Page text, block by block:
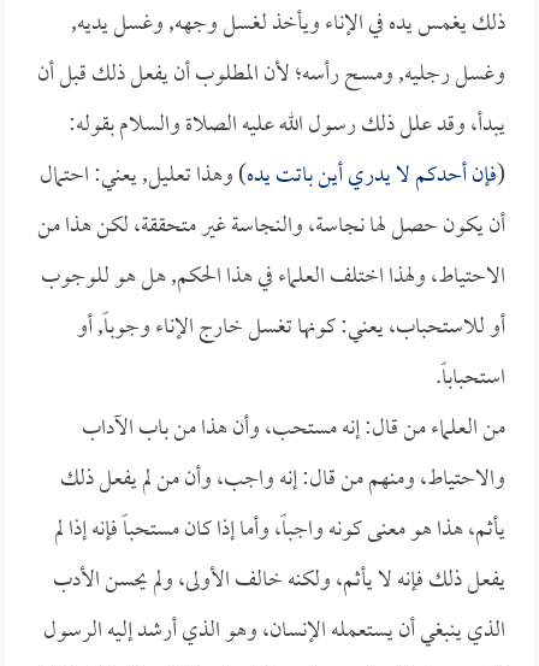
ذلك يغمس يده في الإناء ويأخذ لغسل وجهه, وغسل يديه,
وغسل رجليه, ومسح رأسه؛ لأن المطلوب أن يفعل ذلك قبل أن
يبدأ، وقد علل ذلك رسول الله عليه الصلاة والسلام بقوله:
(فإن أحدكم لا يدري أين باتت يده) وهذا تعليل, يعني: احتمال
أن يكون حصل لها نجاسة، والنجاسة غير متحققة، لكن هذا من
الاحتياط، ولهذا اختلف العلماء في هذا الحكم, هل هو للوجوب
أو للاستحباب، يعني: كونها تغسل خارج الإناء وجوباً, أو
استحباباً.
من العلماء من قال: إنه مستحب، وأن هذا من باب الآداب
والاحتياط، ومنهم من قال: إنه واجب، وأن من لم يفعل ذلك
يأثم، هذا هو معنى كونه واجباً، وأما إذا كان مستحباً فإنه إذا لم
يفعل ذلك فإنه لا يأثم، ولكنه خالف الأولى، ولم يحسن الأدب
الذي ينبغي أن يستعمله الإنسان، وهو الذي أرشد إليه الرسول